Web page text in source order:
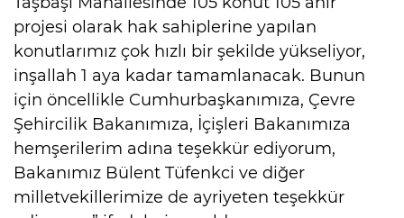
projesi olarak hak sahiplerine yapılan
konutlarımız çok hızlı bir şekilde yükseliyor,
inşallah 1 aya kadar tamamlanacak. Bunun
için öncellikle Cumhurbaşkanımıza, Çevre
Şehircilik Bakanımıza, İçişleri Bakanımıza
hemşerilerim adına teşekkür ediyorum,
Bakanımız Bülent Tüfenkci ve diğer
milletvekillerimize de ayriyeten teşekkür